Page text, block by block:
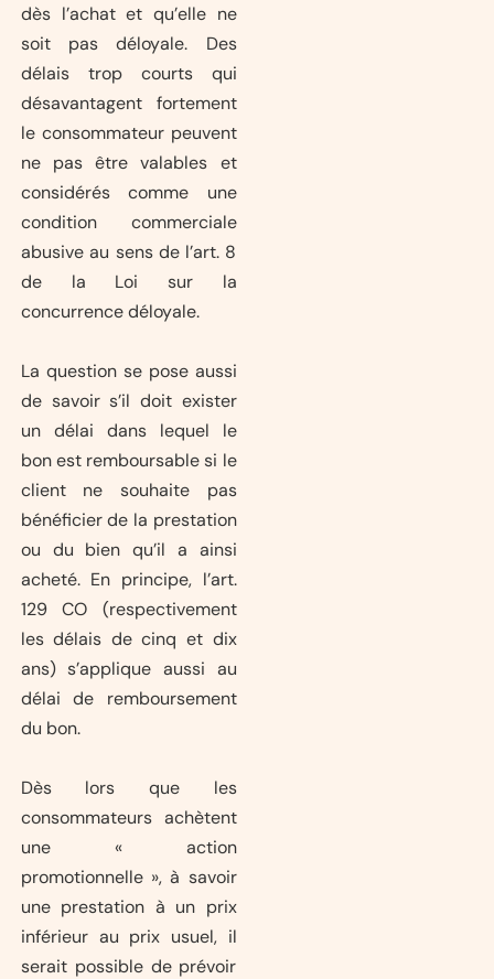
dès l’achat et qu’elle ne
soit pas déloyale. Des
délais trop courts qui
désavantagent fortement
le consommateur peuvent
ne pas être valables et
considérés comme une
condition commerciale
abusive au sens de l’art. 8
de la Loi sur la
concurrence déloyale.
La question se pose aussi
de savoir s’il doit exister
un délai dans lequel le
bon est remboursable si le
client ne souhaite pas
bénéficier de la prestation
ou du bien qu’il a ainsi
acheté. En principe, l’art.
129 CO (respectivement
les délais de cinq et dix
ans) s’applique aussi au
délai de remboursement
du bon.
Dès lors que les
consommateurs achètent
une « action
promotionnelle », à savoir
une prestation à un prix
inférieur au prix usuel, il
serait possible de prévoir